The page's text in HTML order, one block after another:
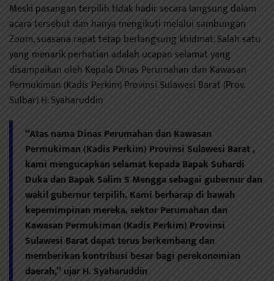
Meski pasangan terpilih tidak hadir secara langsung dalam
acara tersebut dan hanya mengikuti melalui sambungan
Zoom, suasana rapat tetap berlangsung khidmat. Salah satu
yang menarik perhatian adalah ucapan selamat yang
disampaikan oleh Kepala Dinas Perumahan dan Kawasan
Permukiman (Kadis Perkim) Provinsi Sulawesi Barat (Prov.
Sulbar) H. Syaharuddin
“Atas nama Dinas Perumahan dan Kawasan
Permukiman (Kadis Perkim) Provinsi Sulawesi Barat ,
kami mengucapkan selamat kepada Bapak Suhardi
Duka dan Bapak Salim S Mengga sebagai gubernur dan
wakil gubernur terpilih. Kami berharap di bawah
kepemimpinan mereka, sektor Perumahan dan
Kawasan Permukiman (Kadis Perkim) Provinsi
Sulawesi Barat dapat terus berkembang dan
memberikan kontribusi besar bagi perekonomian
daerah,”ujar H. Syaharuddin